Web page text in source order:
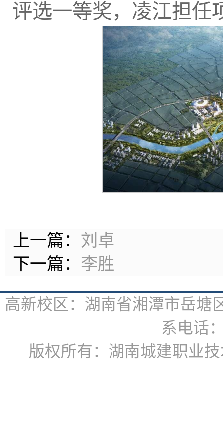
评选一等奖，凌江担任
上一篇： 刘卓
下一篇： 李胜
高新校区：湖南省湘潭市岳
系电话
版权所有：湖南城建职业